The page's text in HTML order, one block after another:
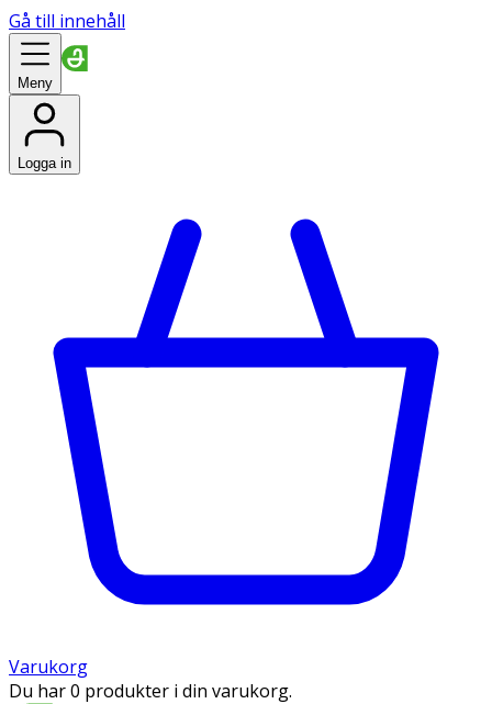
Gå till innehåll
Meny
Logga in
Varukorg
Du har 0 produkter i din varukorg.